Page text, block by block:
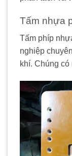
Tấm nhựa
Tấm phíp
nghiệp
khí. Chúng